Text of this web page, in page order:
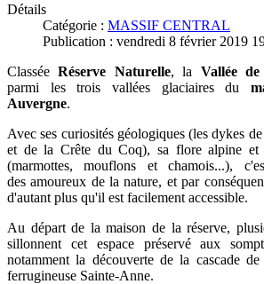
Détails
Catégorie : MASSIF CENTRAL
Publication : vendredi 8 février 2019
ClasséeRéserve Naturelle, la Vallée
parmi les trois vallées glaciaires du
Auvergne.
Avec ses curiosités géologiques (les dykes
et de la Crête du Coq), sa flore alpine et
(marmottes, mouflons et chamois...),
des amoureux de la nature, et par
d'autant plus qu'il est facilement accessible.
Au départ de la maison de la réserve, p
sillonnent cet espace préservé aux
notamment la découverte de la cascade
ferrugineuse Sainte-Anne.